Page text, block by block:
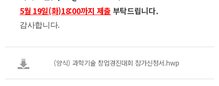
5월 19일(화)18:00까지 제출 부탁드립니다.
감사합니다.
(양식) 과학기술 창업경진대회 참가신청서.hwp